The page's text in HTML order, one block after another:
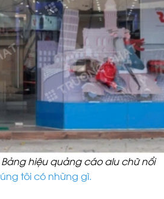
Bảng hiệu quảng cáo alu chữ nổi
tôi có những gì.